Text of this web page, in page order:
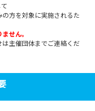
方を対象に実施されるた
せん。
主催団体までご連絡くだ